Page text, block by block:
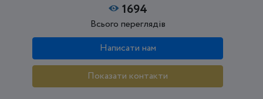
1694
Всього переглядів
Написати нам
Показати контакти